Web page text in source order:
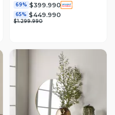
69% $399.990
65% $449.990
$1.299.990